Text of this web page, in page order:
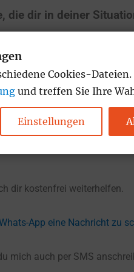
die dir in deiner
unter +49-162-679-4253
erzähl mir mehr über
dir kostenfrei weiterhelfen.
App eine Nachricht zu
mich auch per SMS
Cookies-
und treffen Sie Ihre
Einstellungen